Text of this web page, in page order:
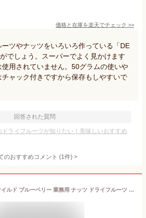
価格と在庫を楽天でチェック >>
ツやナッツをいろいろ作っている「DE
でしょう。スーパーでよく見かけます
使用されていません。50グラムの使いや
ャック付きですから保存もしやすいで
回答された質問
ライフルーツが知りたい！美味しいおすすめ
のおすすめコメント (1件) >
アメ横 大津屋 ワイルド ブルーベリー 業務用 ナッツ ドライフルーツ 製菓材料 blueberry 野生 ぶるーべりー オイルコーティング 100g